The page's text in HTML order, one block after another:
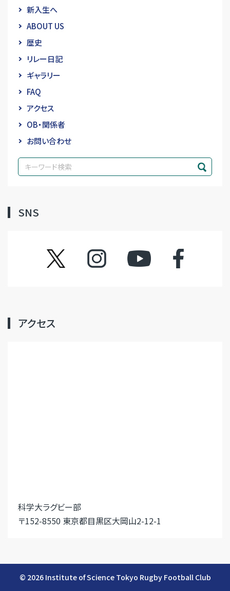
新入生へ
ABOUT US
歴史
リレー日記
ギャラリー
FAQ
アクセス
OB・関係者
お問い合わせ
SNS
ツイッター インスタグラムYouTube フェイスブック
アクセス
科学大ラグビー部
〒152-8550 東京都目黒区大岡山2-12-1
© 2026 Institute of Science Tokyo Rugby Football Club